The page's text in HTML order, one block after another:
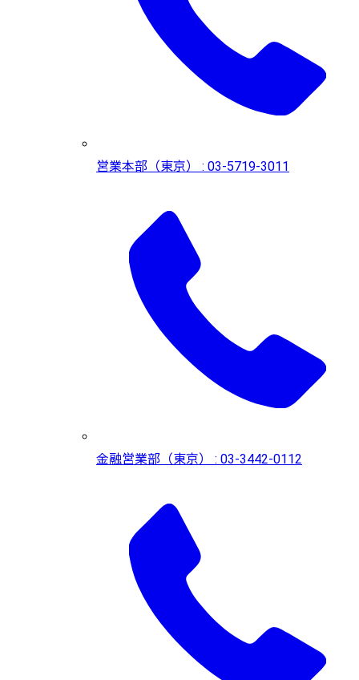
営業本部（東京） : 03-5719-3011
金融営業部（東京） : 03-3442-0112